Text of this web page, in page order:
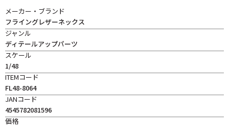
メーカー・ブランド
フライングレザーネックス
ジャンル
ディテールアップパーツ
スケール
1/48
ITEMコード
FL48-8064
JANコード
4545782081596
価格